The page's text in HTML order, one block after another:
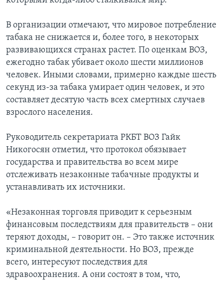
В организации отмечают, что мировое потребление
табака не снижается и, более того, в некоторых
развивающихся странах растет. По оценкам ВОЗ,
ежегодно табак убивает около шести миллионов
человек. Иными словами, примерно каждые шесть
секунд из-за табака умирает один человек, и это
составляет десятую часть всех смертных случаев
взрослого населения.
Руководитель секретариата РКБТ ВОЗ Гайк
Никогосян отметил, что протокол обязывает
государства и правительства во всем мире
отслеживать незаконные табачные продукты и
устанавливать их источники.
«Незаконная торговля приводит к серьезным
финансовым последствиям для правительств – они
теряют доходы, – говорит он. – Это также источник
криминальной деятельности. Но ВОЗ, прежде
всего, интересуют последствия для
здравоохранения. А они состоят в том, что,